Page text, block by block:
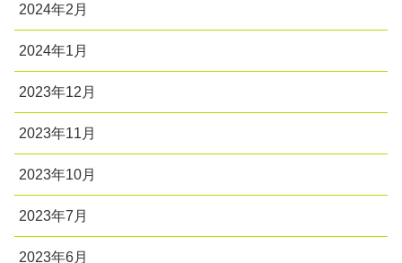
2024年2月
2024年1月
2023年12月
2023年11月
2023年10月
2023年7月
2023年6月